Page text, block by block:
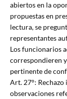
abiertos en la
propuestas en
lectura, se
representantes
Los funcionarios
correspondieren
pertinente de
Art. 27°:
observaciones